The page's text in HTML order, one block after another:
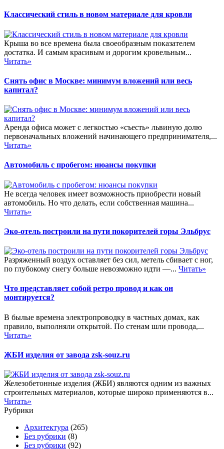
Классический стиль в новом материале для кровли
Крыша во все времена была своеобразным показателем
достатка. И самым красивым и дорогим кровельным...
Читать»
Снять офис в Москве: минимум вложений или весь
капитал?
Аренда офиса может с легкостью «съесть» львиную долю
первоначальных вложений начинающего предпринимателя,...
Читать»
Автомобиль с пробегом: нюансы покупки
Не всегда человек имеет возможность приобрести новый
автомобиль. Но что делать, если собственная машина...
Читать»
Эко-отель построили на пути покорителей горы Эльбрус
Разряженный воздух оставляет без сил, метель сбивает с ног,
по глубокому снегу больше невозможно идти —... Читать»
Что представляет собой ретро провод и как он
монтируется?
В былые времена электропроводку в частных домах, как
правило, выполняли открытой. По стенам шли провода,...
Читать»
ЖБИ изделия от завода zsk-souz.ru
Железобетонные изделия (ЖБИ) являются одним из важных
строительных материалов, которые широко применяются в...
Читать»
Рубрики
Архитектура (265)
Без рубрики (8)
Без рубрики (92)